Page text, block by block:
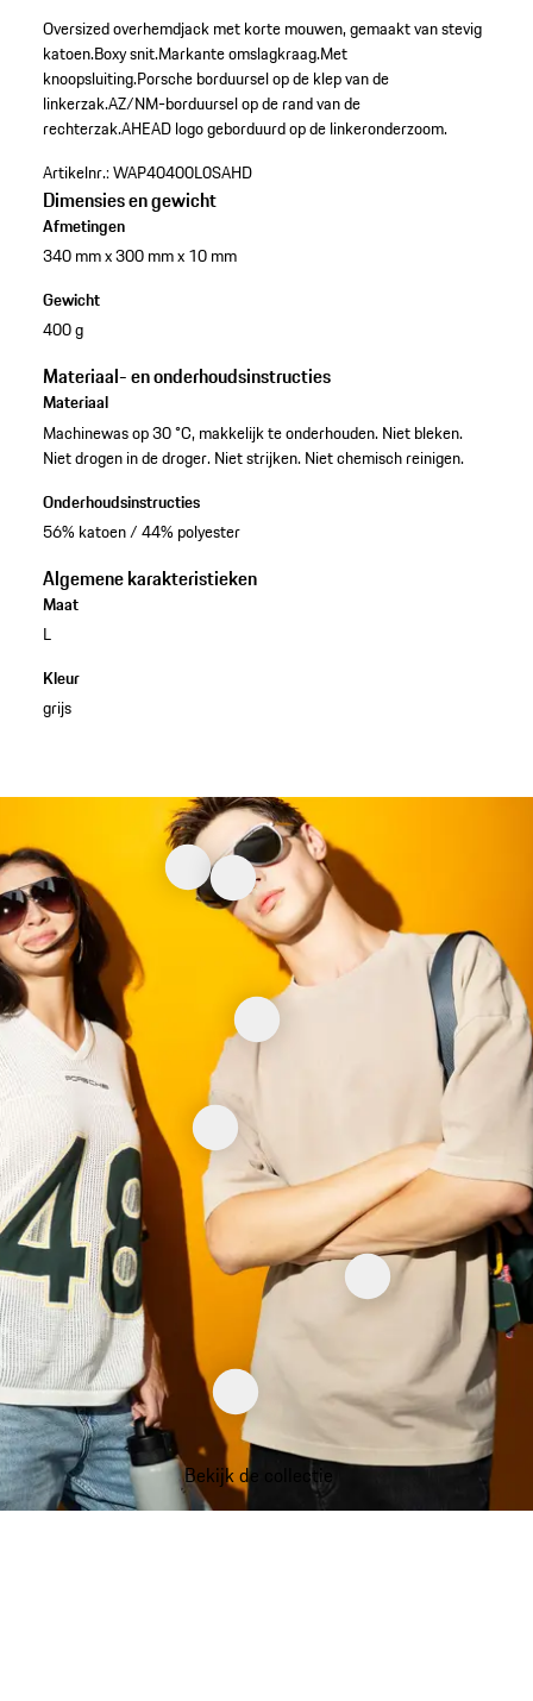
Oversized overhemdjack met korte mouwen, gemaakt van stevig
katoen.Boxy snit.Markante omslagkraag.Met
knoopsluiting.Porsche borduursel op de klep van de
linkerzak.AZ/NM-borduursel op de rand van de
rechterzak.AHEAD logo geborduurd op de linkeronderzoom.
Artikelnr.:WAP40400L0SAHD
Dimensies en gewicht
Afmetingen
340 mm x 300 mm x 10 mm
Gewicht
400 g
Materiaal- en onderhoudsinstructies
Materiaal
Machinewas op 30 °C, makkelijk te onderhouden. Niet bleken.
Niet drogen in de droger. Niet strijken. Niet chemisch reinigen.
Onderhoudsinstructies
56% katoen / 44% polyester
Algemene karakteristieken
Maat
L
Kleur
grijs
Bekijk de collectie